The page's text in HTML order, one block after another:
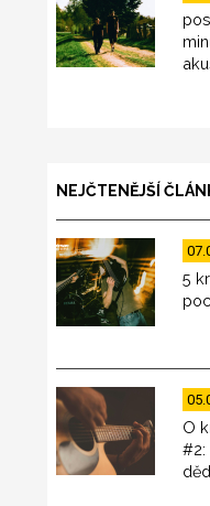
NEJČTENĚJŠÍ
5
O
#2: